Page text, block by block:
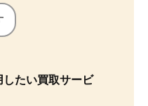
たい買取サービ